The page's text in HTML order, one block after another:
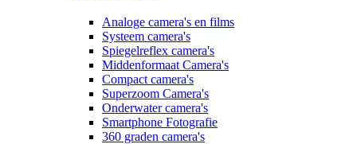
Analoge camera's en films
Systeem camera's
Spiegelreflex camera's
Middenformaat Camera's
Compact camera's
Superzoom Camera's
Onderwater camera's
Smartphone Fotografie
360 graden camera's